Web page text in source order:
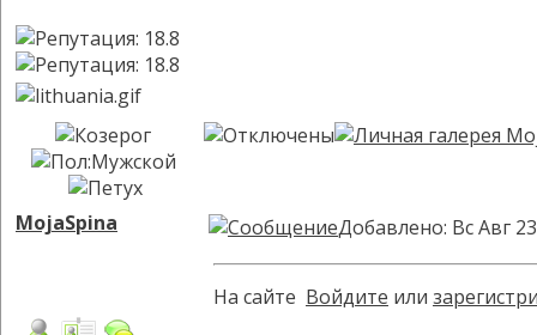
MojaSpina Добавлено: Вс Авг
На сайте Войдите или